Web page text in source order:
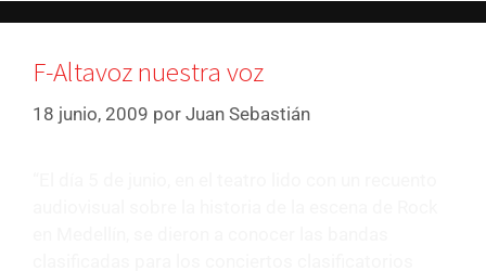
F-Altavoz nuestra voz
18 junio, 2009 por Juan Sebastián